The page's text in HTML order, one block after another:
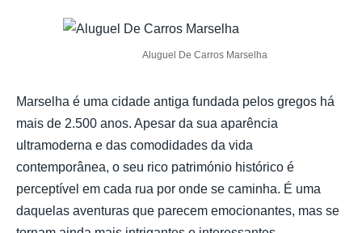
Aluguel De Carros Marselha
Marselha é uma cidade antiga fundada pelos gregos há
mais de 2.500 anos. Apesar da sua aparência
ultramoderna e das comodidades da vida
contemporânea, o seu rico património histórico é
perceptível em cada rua por onde se caminha. É uma
daquelas aventuras que parecem emocionantes, mas se